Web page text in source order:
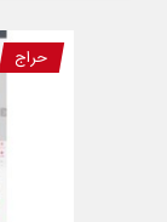
حراج